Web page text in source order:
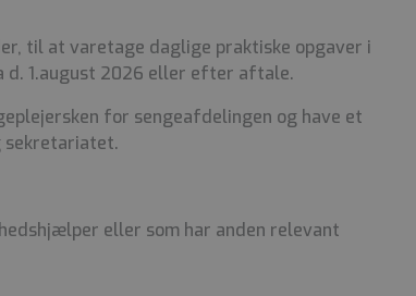
til at varetage daglige praktiske opgaver i
d. 1.august 2026 eller efter aftale.
for sengeafdelingen og have et
sekretariatet.
eller som har anden relevant